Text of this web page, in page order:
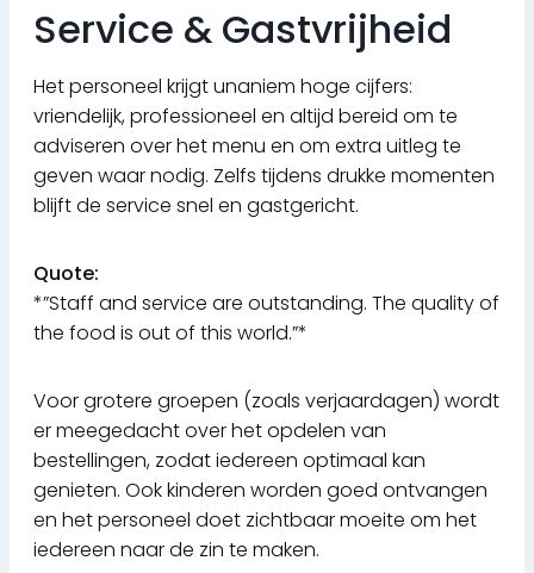
Service & Gastvrijheid
Het personeel krijgt unaniem hoge cijfers:
vriendelijk, professioneel en altijd bereid om te
adviseren over het menu en om extra uitleg te
geven waar nodig. Zelfs tijdens drukke momenten
blijft de service snel en gastgericht.
Quote:
*”Staff and service are outstanding. The quality of
the food is out of this world.”*
Voor grotere groepen (zoals verjaardagen) wordt
er meegedacht over het opdelen van
bestellingen, zodat iedereen optimaal kan
genieten. Ook kinderen worden goed ontvangen
en het personeel doet zichtbaar moeite om het
iedereen naar de zin te maken.